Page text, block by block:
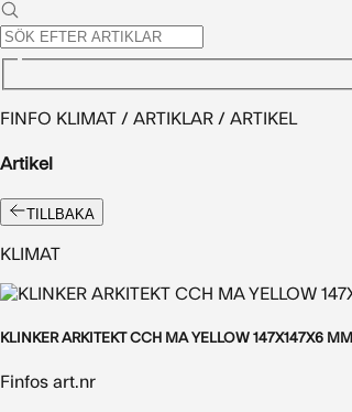
FINFO KLIMAT / ARTIKLAR / ARTIKEL
Artikel
TILLBAKA
KLIMAT
KLINKER ARKITEKT CCH MA YELLOW 147X147X6 MM
Finfos art.nr